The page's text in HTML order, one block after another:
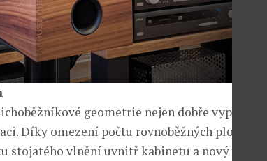
geometrie nejen dobře vypadá, ale
Díky omezení počtu rovnoběžných ploch jsou
stojatého vlnění uvnitř kabinetu a nový tvar